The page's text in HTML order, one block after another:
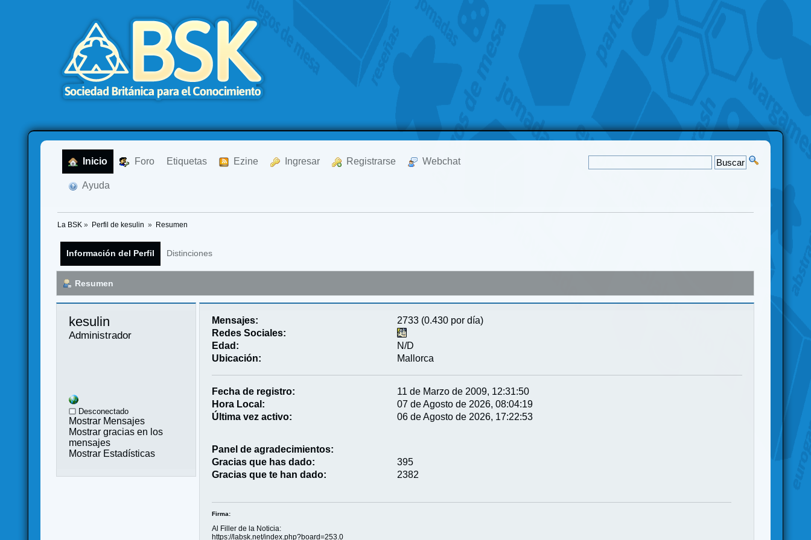
Inicio Foro Etiquetas Ezine Ingresar Registrarse Webchat
Ayuda
La BSK » Perfil de kesulin » Resumen
Información del Perfil Distinciones
Resumen
kesulin
Administrador
Desconectado
Mostrar Mensajes
Mostrar gracias en los
mensajes
Mostrar Estadísticas
Mensajes:
2733 (0.430 por día)
Redes Sociales:
Edad:
N/D
Ubicación:
Mallorca
Fecha de registro:
11 de Marzo de 2009, 12:31:50
Hora Local:
07 de Agosto de 2026, 08:04:19
Última vez activo:
06 de Agosto de 2026, 17:22:53
Panel de agradecimientos:
Gracias que has dado:
395
Gracias que te han dado:
2382
Firma:
Al Filler de la Noticia:
https://labsk.net/index.php?board=253.0